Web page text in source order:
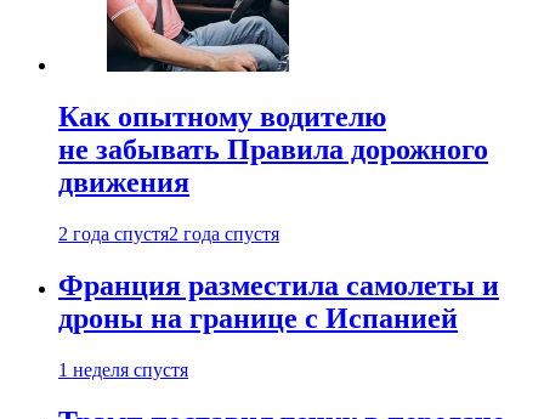
Как опытному водителю
не забывать Правила дорожного
движения
2 года спустя2 года спустя
Франция разместила самолеты и
дроны на границе с Испанией
1 неделя спустя